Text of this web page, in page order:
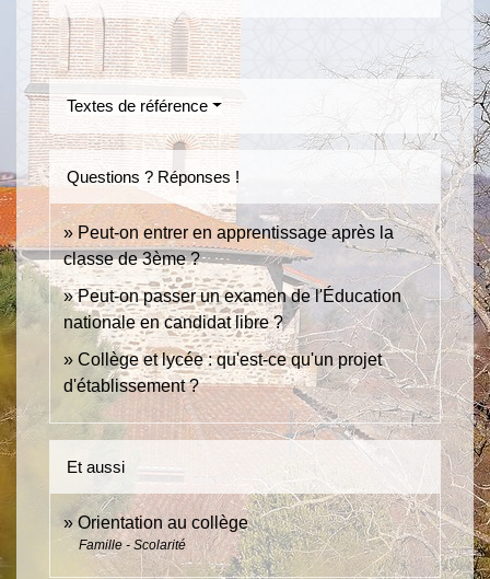
Textes de référence
Questions ? Réponses !
Peut-on entrer en apprentissage après la
classe de 3ème ?
Peut-on passer un examen de l'Éducation
nationale en candidat libre ?
Collège et lycée : qu'est-ce qu'un projet
d'établissement ?
Et aussi
Orientation au collège
Famille - Scolarité